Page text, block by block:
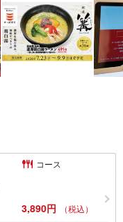
コース
3,890円 （税込）